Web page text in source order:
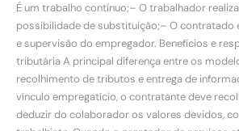
É um trabalho contínuo;– O trabalhador
possibilidade de substituição;– O contratado
e supervisão do empregador. Benefícios e
tributária A principal diferença entre os
recolhimento de tributos e entrega de
vínculo empregatício, o contratante deve
deduzir do colaborador os valores devidos,